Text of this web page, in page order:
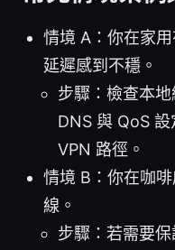
情境 A：你在家
延遲感到不穩。
步驟：檢查本
DNS 與 QoS
VPN 路徑。
情境 B：你在咖
線。
步驟：若需要